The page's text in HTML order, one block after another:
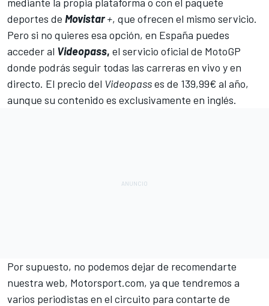
deportes de Movistar+, que ofrecen el mismo servicio.
Pero si no quieres esa opción, en España puedes
acceder al Videopass, el servicio oficial de MotoGP
donde podrás seguir todas las carreras en vivo y en
directo. El precio del Videopasses de 139,99€ al año,
aunque su contenido es exclusivamente en inglés.
Por supuesto, no podemos dejar de recomendarte
nuestra web, Motorsport.com, ya que tendremos a
varios periodistas en el circuito para contarte de